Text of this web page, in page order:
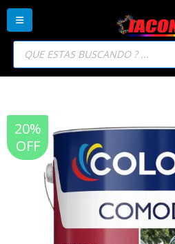
Búsqueda
productos
20%
OFF